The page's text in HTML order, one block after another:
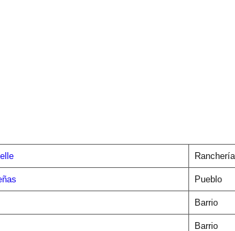
Ranchería
Pueblo
Barrio
Barrio